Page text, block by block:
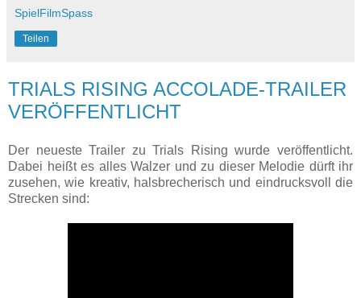
SpielFilmSpass
Teilen
TRIALS RISING ACCOLADE-TRAILER
VERÖFFENTLICHT
Der neueste Trailer zu Trials Rising wurde veröffentlicht.
Dabei heißt es alles Walzer und zu dieser Melodie dürft ihr
zusehen, wie kreativ, halsbrecherisch und eindrucksvoll die
Strecken sind: